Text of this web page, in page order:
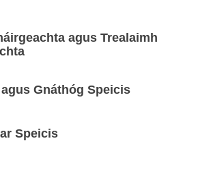
agus Trealaimh
Gnáthóg Speicis
Speicis